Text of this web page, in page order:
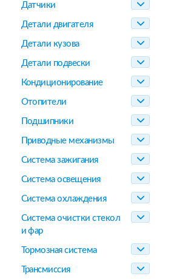
Датчики
Детали двигателя
Детали кузова
Детали подвески
Кондиционирование
Отопители
Подшипники
Приводные механизмы
Система зажигания
Система освещения
Система охлаждения
Система очистки стекол
и фар
Тормозная система
Трансмиссия